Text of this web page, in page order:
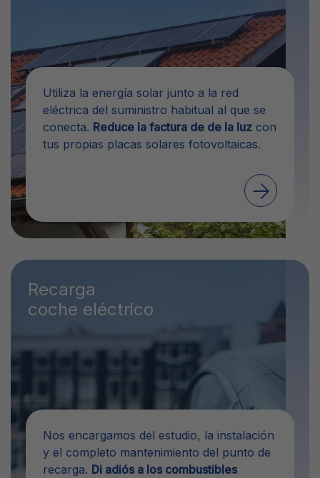
Utiliza la energía solar junto a la red
eléctrica del suministro habitual al que se
conecta. Reduce la factura de de la luzcon
tus propias placas solares fotovoltaicas.
Recarga
coche eléctrico
Nos encargamos del estudio, la instalación
y el completo mantenimiento del punto de
recarga. Di adiós a los combustibles